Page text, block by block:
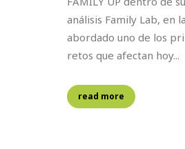
análisis Family Lab, en
abordado uno de los
retos que afectan hoy...
read more